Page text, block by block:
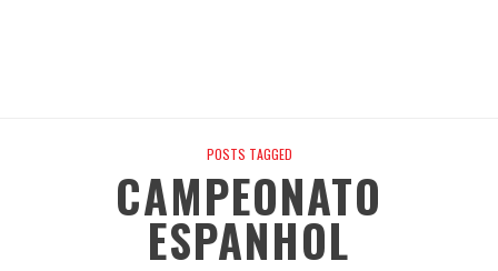
POSTS TAGGED
CAMPEONATO
ESPANHOL